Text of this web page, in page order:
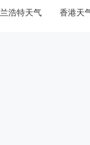
浩特天气 香港天